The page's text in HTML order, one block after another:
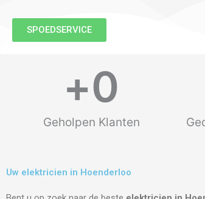
SPOEDSERVICE
Geholpen Klanten
+0
Uw elektricien in Hoenderloo